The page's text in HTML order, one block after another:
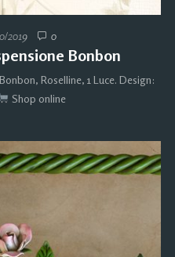
2019 0
Bonbon
Roselline, 1 Luce. Design:
Shop online